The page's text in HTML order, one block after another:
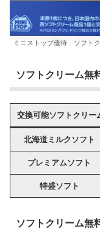
ミニストップ優待 ソフト
ソフトクリーム無
交換可能ソフトクリー
北海道ミルクソフト
プレミアムソフト
特盛ソフト
ソフトクリーム無